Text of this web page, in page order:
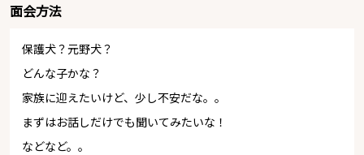
面会方法
保護犬？元野犬？
どんな子かな？
家族に迎えたいけど、少し不安だな。。
まずはお話しだけでも聞いてみたいな！
などなど。。